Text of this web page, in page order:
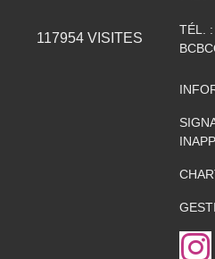
117954VISITES
TÉL. :